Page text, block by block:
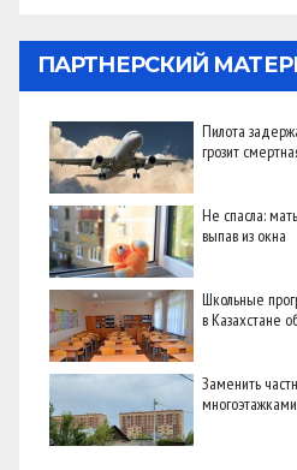
ПАРТНЕРСКИЙ
Пилота
грозит
Не спасла:
выпав из окна
Школьные
в Казахстане
Заменить